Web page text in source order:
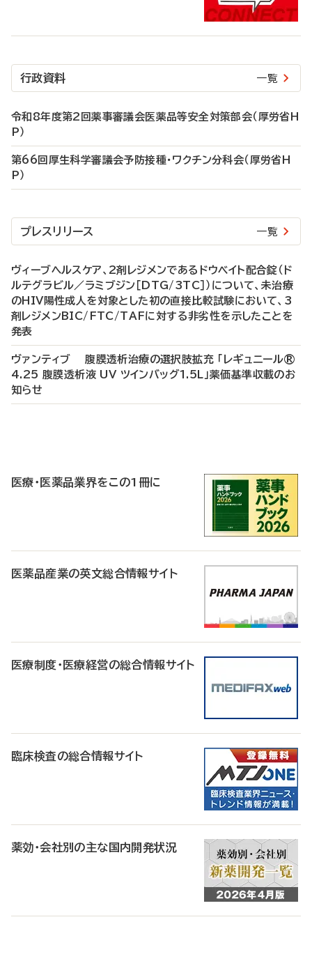
行政資料 一覧
令和8年度第2回薬事審議会医薬品等安全対策部会（厚労省H
P）
第66回厚生科学審議会予防接種・ワクチン分科会（厚労省H
P）
プレスリリース 一覧
ヴィーブヘルスケア、2剤レジメンであるドウベイト配合錠（ド
ルテグラビル／ラミブジン［DTG/3TC］）について、未治療
のHIV陽性成人を対象とした初の直接比較試験において、3
剤レジメンBIC/FTC/TAFに対する非劣性を示したことを
発表
ヴァンティブ 腹膜透析治療の選択肢拡充 「レギュニール®
4.25 腹膜透析液 UV ツインバッグ1.5L」薬価基準収載のお
知らせ
医療・医薬品業界をこの1冊に
医薬品産業の英文総合情報サイト
医療制度・医療経営の総合情報サイト
臨床検査の総合情報サイト
薬効・会社別の主な国内開発状況